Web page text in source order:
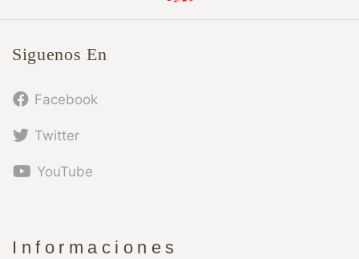
Siguenos En
Facebook
Twitter
YouTube
Informaciones